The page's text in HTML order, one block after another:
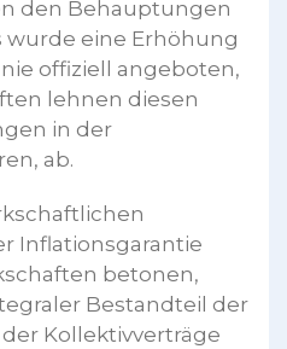
den Behauptungen
wurde eine Erhöhung
offiziell angeboten,
lehnen diesen
in der
ab.
Inflationsgarantie
betonen,
Bestandteil der
Kollektivverträge